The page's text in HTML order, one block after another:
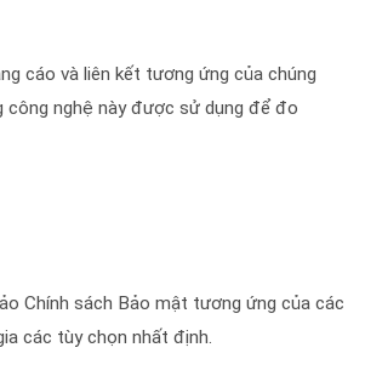
cáo và liên kết tương ứng của chúng
công nghệ này được sử dụng để đo
Chính sách Bảo mật tương ứng của các
các tùy chọn nhất định.